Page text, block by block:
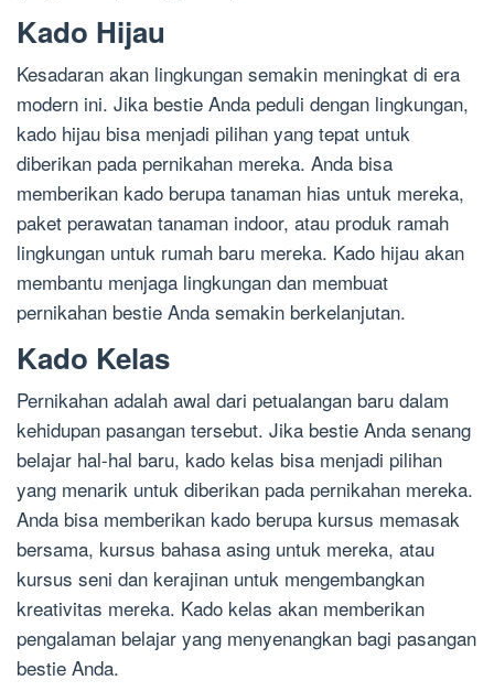
Kado Hijau
Kesadaran akan lingkungan semakin meningkat di era
modern ini. Jika bestie Anda peduli dengan lingkungan,
kado hijau bisa menjadi pilihan yang tepat untuk
diberikan pada pernikahan mereka. Anda bisa
memberikan kado berupa tanaman hias untuk mereka,
paket perawatan tanaman indoor, atau produk ramah
lingkungan untuk rumah baru mereka. Kado hijau akan
membantu menjaga lingkungan dan membuat
pernikahan bestie Anda semakin berkelanjutan.
Kado Kelas
Pernikahan adalah awal dari petualangan baru dalam
kehidupan pasangan tersebut. Jika bestie Anda senang
belajar hal-hal baru, kado kelas bisa menjadi pilihan
yang menarik untuk diberikan pada pernikahan mereka.
Anda bisa memberikan kado berupa kursus memasak
bersama, kursus bahasa asing untuk mereka, atau
kursus seni dan kerajinan untuk mengembangkan
kreativitas mereka. Kado kelas akan memberikan
pengalaman belajar yang menyenangkan bagi pasangan
bestie Anda.